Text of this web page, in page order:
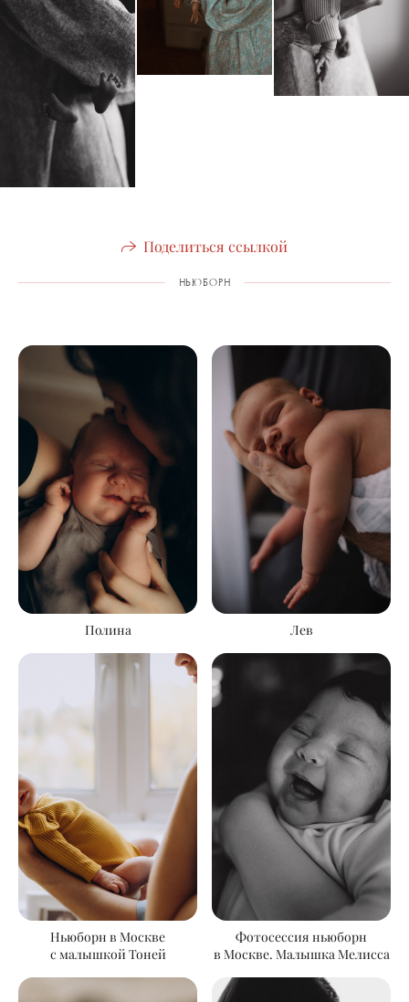
Поделиться ссылкой
НЬЮБОРН
Полина Лев
Ньюборн в Москве
с малышкой Тоней
Фотосессия ньюборн
в Москве. Малышка Мелисса